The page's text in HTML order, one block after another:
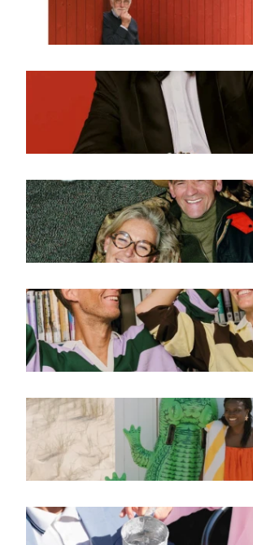
Voorjaar 2026
eindejaarseditie 2025
Eindejaarseditie
familiespecial 2025
Familiespecial
back to school-editie 2025
Back to school-editie
zomereditie 2025
Zomereditie
lente-editie 2025